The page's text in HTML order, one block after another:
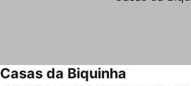
Casas da Biquinha